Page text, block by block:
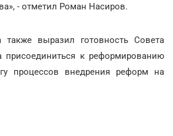
- отметил Роман Насиров.
также выразил готовность Совета
присоединиться к реформированию
процессов внедрения реформ на